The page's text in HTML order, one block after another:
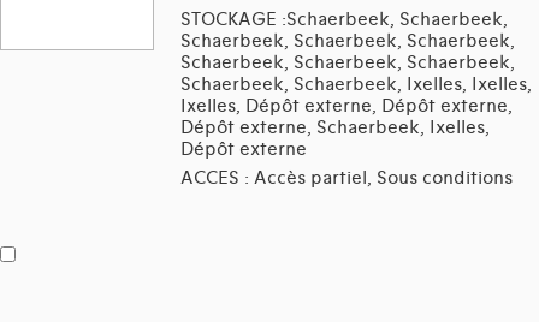
STOCKAGE :Schaerbeek, Schaerbeek,
Schaerbeek, Schaerbeek, Schaerbeek,
Schaerbeek, Schaerbeek, Schaerbeek,
Schaerbeek, Schaerbeek, Ixelles, Ixelles,
Ixelles, Dépôt externe, Dépôt externe,
Dépôt externe, Schaerbeek, Ixelles,
Dépôt externe
ACCES : Accès partiel, Sous conditions